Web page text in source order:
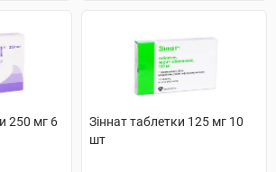
250 мг 6
Зіннат таблетки 125 мг 10
шт